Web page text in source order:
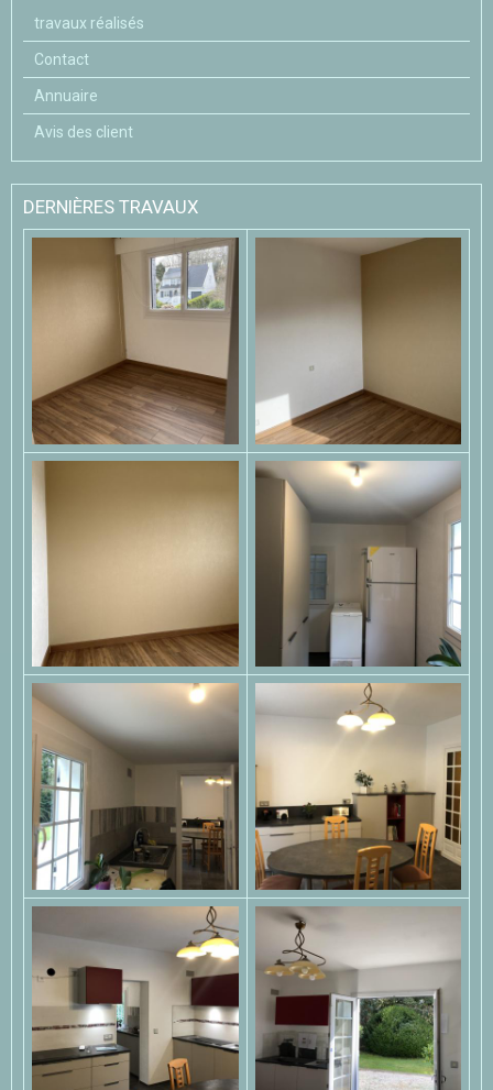
travaux réalisés
Contact
Annuaire
Avis des client
DERNIÈRES TRAVAUX